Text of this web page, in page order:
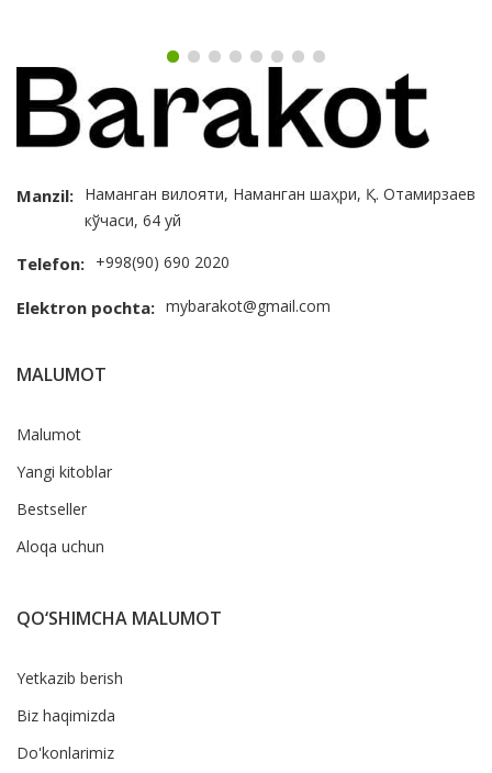
Manzil: Наманган вилояти, Наманган шаҳри, Қ. Отамирзаев
кўчаси, 64 уй
Telefon: +998(90) 690 2020
Elektron pochta: mybarakot@gmail.com
MALUMOT
Malumot
Yangi kitoblar
Bestseller
Aloqa uchun
QO‘SHIMCHA MALUMOT
Yetkazib berish
Biz haqimizda
Do'konlarimiz